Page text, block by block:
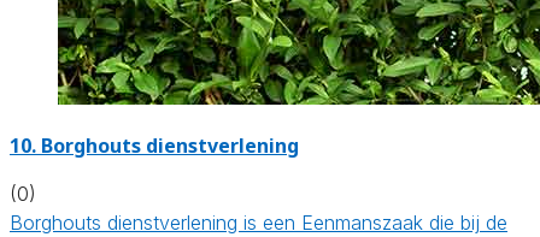
10. Borghouts dienstverlening
(0)
Borghouts dienstverlening is een Eenmanszaak die bij de